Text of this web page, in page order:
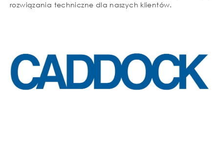
rozwiązania techniczne dla naszych klientów.